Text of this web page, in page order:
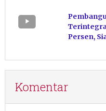
Persen,
Komentar